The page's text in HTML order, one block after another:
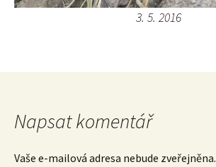
3. 5. 2016
Napsat komentář
Vaše e-mailová adresa nebude zveřejněna.